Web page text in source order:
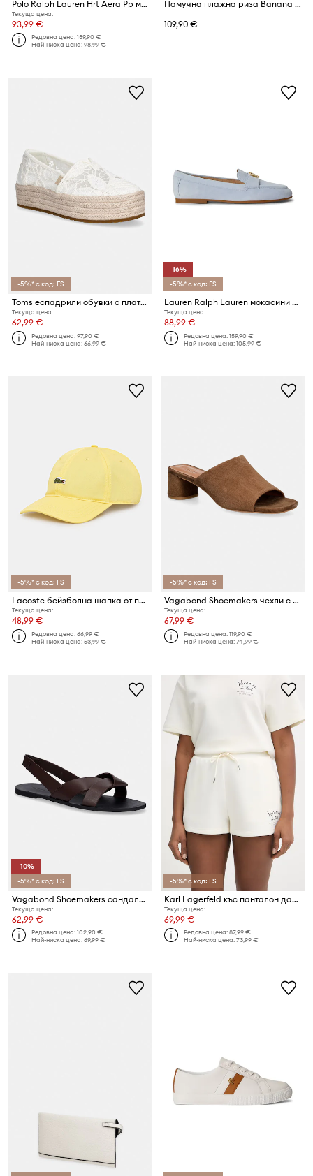
Polo Ralph Lauren Hrt Aera Pp маратонки от кожа
Текуща цена:
93,99 €
Редовна цена:139,90 €
Най-ниска цена:98,99 €
Памучна плажна риза Banana Moon Apocada
109,90 €
-5%* с код: FS
Toms еспадрили обувки с платформа дамски VALENCIA
Текуща цена:
62,99 €
Редовна цена:97,90 €
Най-ниска цена:66,99 €
-16%
-5%* с код: FS
Lauren Ralph Lauren мокасини дамски от велур Averi III
Текуща цена:
88,99 €
Редовна цена:159,90 €
Най-ниска цена:105,99 €
-5%* с код: FS
Lacoste бейзболна шапка от памук
Текуща цена:
48,99 €
Редовна цена:66,99 €
Най-ниска цена:53,99 €
-5%* с код: FS
Vagabond Shoemakers чехли с дебел ток дамски от велур PIPER
Текуща цена:
67,99 €
Редовна цена:119,90 €
Най-ниска цена:74,99 €
-10%
-5%* с код: FS
Vagabond Shoemakers сандали обувки с отворена пета дамски от кожа TIA 2.0
Текуща цена:
62,99 €
Редовна цена:102,90 €
Най-ниска цена:69,99 €
-5%* с код: FS
Karl Lagerfeld къс панталон дамски от модал
Текуща цена:
69,99 €
Редовна цена:87,99 €
Най-ниска цена:73,99 €